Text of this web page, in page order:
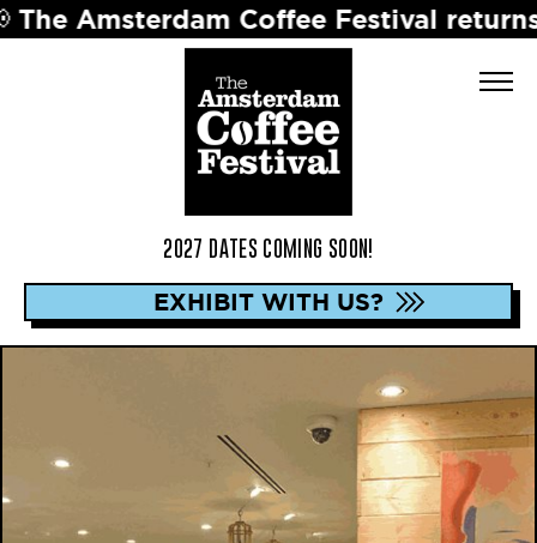
Coffee Festival returns in
2027 DATES COMING SOON!
EXHIBIT WITH US?